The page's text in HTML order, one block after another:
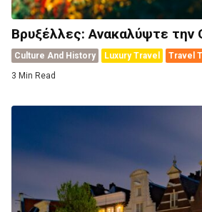
Βρυξέλλες: Ανακαλύψτε την
Culture And History Luxury Travel Travel
3 Min Read